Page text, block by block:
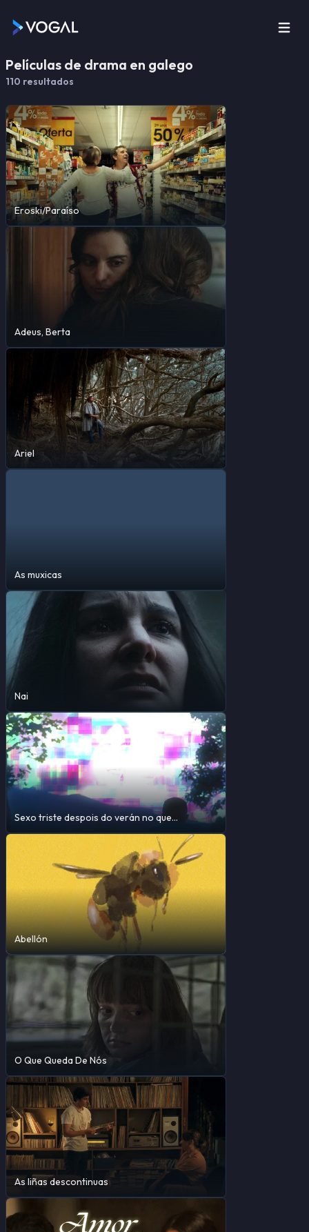
Películas de drama en galego
110 resultados
Eroski/Paraíso
Adeus, Berta
Ariel
As muxicas
Nai
Sexo triste despois do verán no que
rompimos
Abellón
O Que Queda De Nós
As liñas descontinuas